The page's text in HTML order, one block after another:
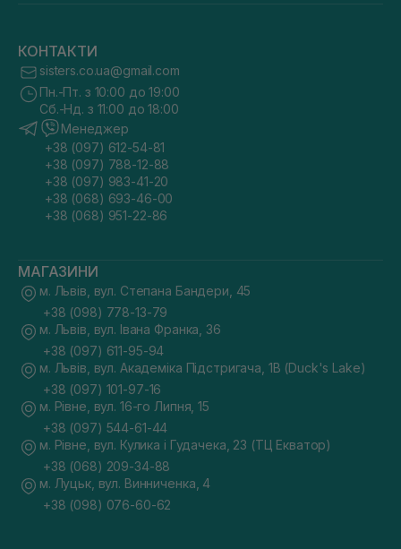
КОНТАКТИ
sisters.co.ua@gmail.com
Пн.-Пт. з 10:00 до 19:00
Сб.-Нд. з 11:00 до 18:00
Менеджер
+38 (097) 612-54-81
+38 (097) 788-12-88
+38 (097) 983-41-20
+38 (068) 693-46-00
+38 (068) 951-22-86
МАГАЗИНИ
м. Львів, вул. Степана Бандери, 45
+38 (098) 778-13-79
м. Львів, вул. Івана Франка, 36
+38 (097) 611-95-94
м. Львів, вул. Академіка Підстригача, 1В (Duck's Lake)
+38 (097) 101-97-16
м. Рівне, вул. 16-го Липня, 15
+38 (097) 544-61-44
м. Рівне, вул. Кулика і Гудачека, 23 (ТЦ Екватор)
+38 (068) 209-34-88
м. Луцьк, вул. Винниченка, 4
+38 (098) 076-60-62